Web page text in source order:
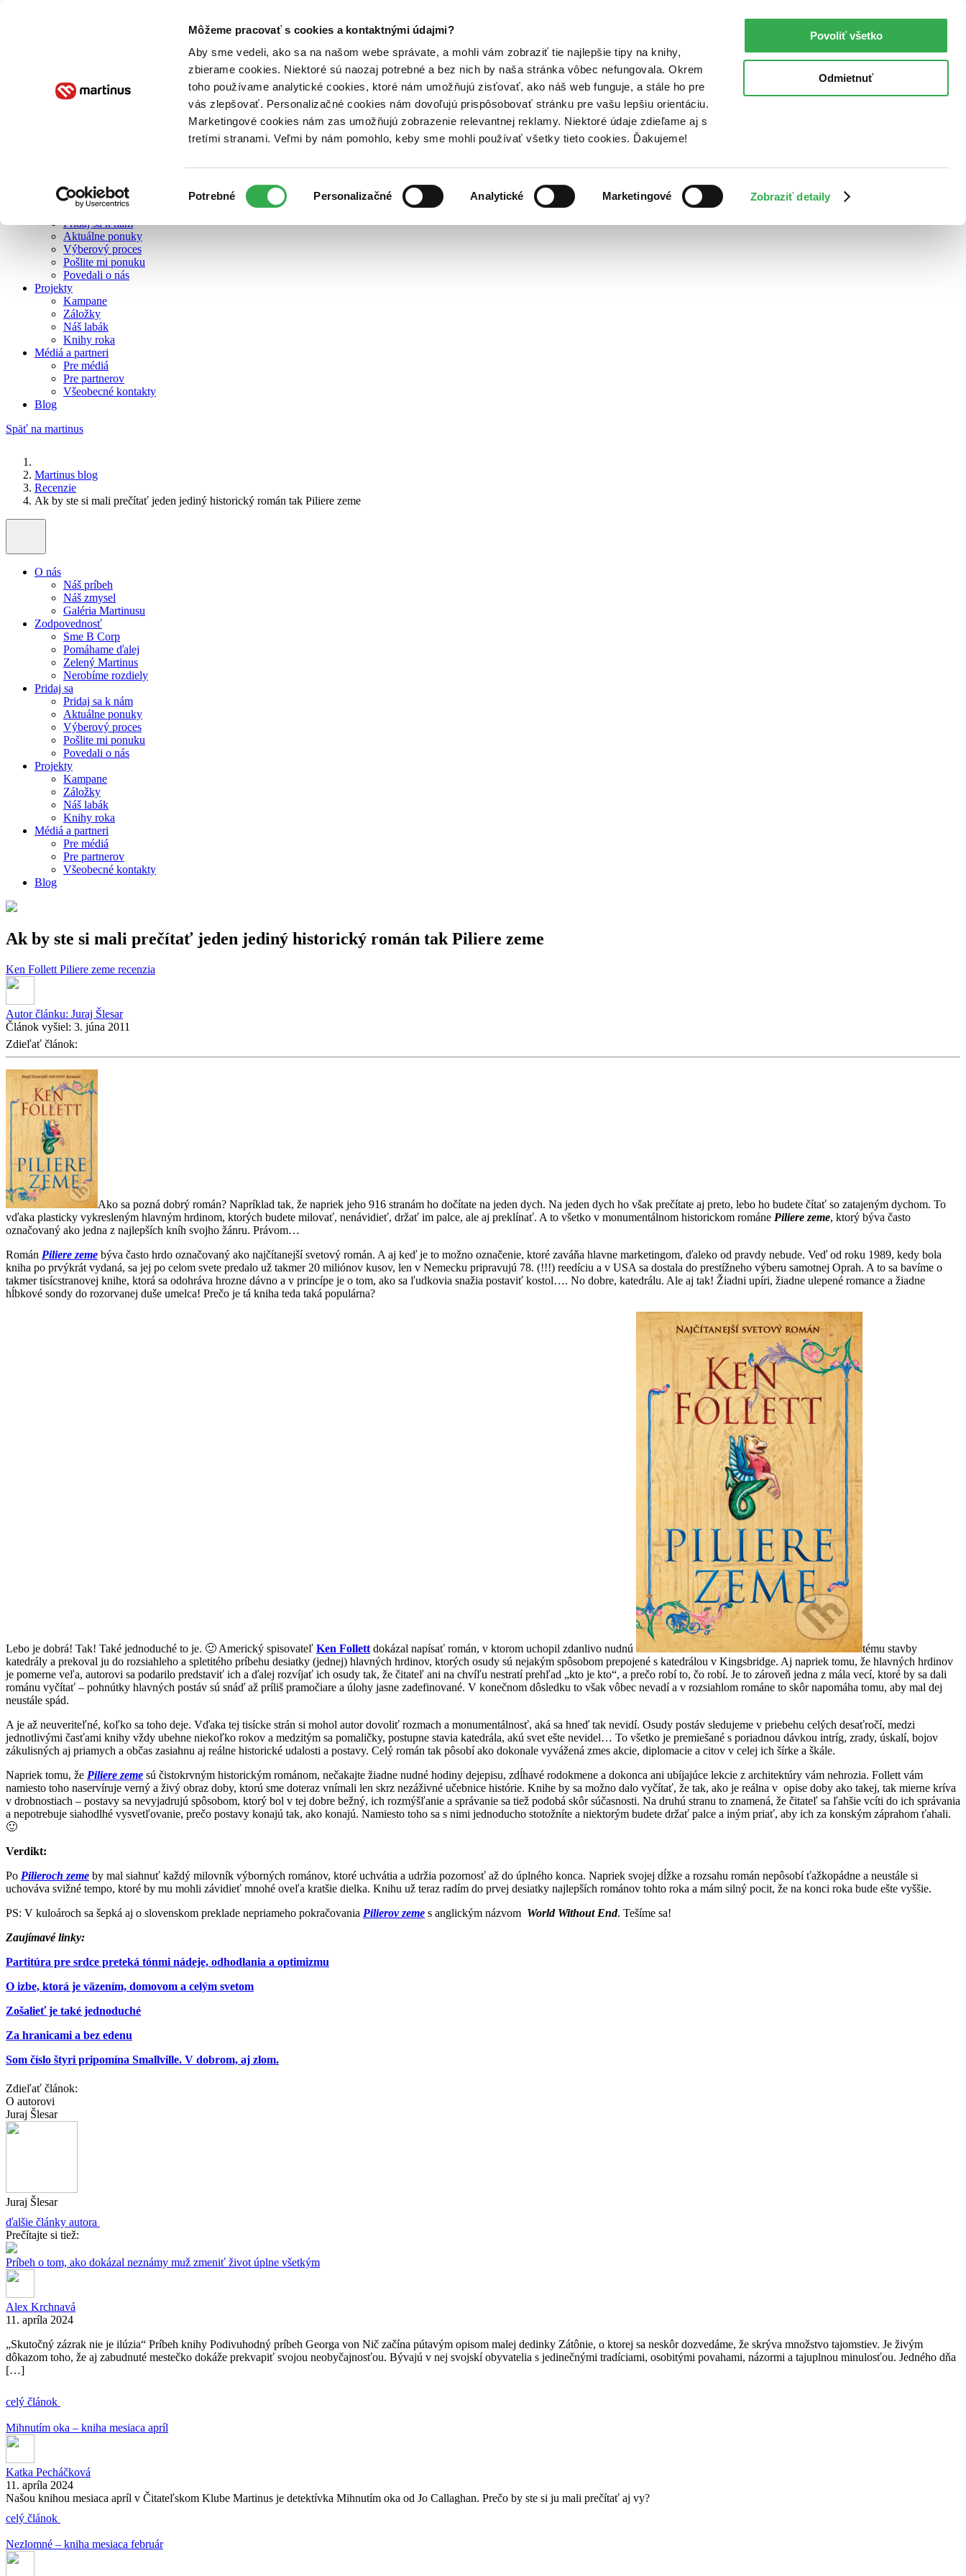
Môžeme pracovať s cookies a kontaktnými údajmi?
Aby sme vedeli, ako sa na našom webe správate, a mohli vám zobraziť tie najlepšie tipy na knihy,
zbierame cookies. Niektoré sú naozaj potrebné a bez nich by naša stránka vôbec nefungovala. Okrem
toho používame analytické cookies, ktoré nám umožňujú zisťovať, ako náš web funguje, a stále ho pre
vás zlepšovať. Personalizačné cookies nám dovoľujú prispôsobovať stránku pre vašu lepšiu orientáciu.
Marketingové cookies nám zas umožňujú zobrazenie relevantnej reklamy. Niektoré údaje zdieľame aj s
tretími stranami. Veľmi by nám pomohlo, keby sme mohli používať všetky tieto cookies. Ďakujeme!
súhlasu
Potrebné Personalizačné Analytické Marketingové Zobraziť detaily
Povoliť všetko
Odmietnuť
O nás
Zelený Martinus
Nerobíme rozdiely
Pridaj sa k nám
Aktuálne ponuky
Výberový proces
Pošlite mi ponuku
Povedali o nás
Projekty
Kampane
Záložky
Náš labák
Knihy roka
Médiá a partneri
Pre médiá
Pre partnerov
Všeobecné kontakty
Blog
Späť na martinus
Martinus blog
Recenzie
Ak by ste si mali prečítať jeden jediný historický román tak Piliere zeme
O nás
Náš príbeh
Náš zmysel
Galéria Martinusu
Zodpovednosť
Sme B Corp
Pomáhame ďalej
Zelený Martinus
Nerobíme rozdiely
Pridaj sa
Pridaj sa k nám
Aktuálne ponuky
Výberový proces
Pošlite mi ponuku
Povedali o nás
Projekty
Kampane
Záložky
Náš labák
Knihy roka
Médiá a partneri
Pre médiá
Pre partnerov
Všeobecné kontakty
Blog
Ak by ste si mali prečítať jeden jediný historický román tak Piliere zeme
Ken Follett Piliere zeme recenzia
Autor článku: Juraj Šlesar
Článok vyšiel: 3. júna 2011
Zdieľať článok:
Ako sa pozná dobrý román? Napríklad tak, že napriek jeho 916 stranám ho dočítate na jeden dych. Na jeden dych ho však prečítate aj preto, lebo ho budete čítať so zatajeným dychom. To
vďaka plasticky vykresleným hlavným hrdinom, ktorých budete milovať, nenávidieť, držať im palce, ale aj preklínať. A to všetko v monumentálnom historickom románe Piliere zeme, ktorý býva často
označovaný ako jedna z najlepších kníh svojho žánru. Právom…
Román Piliere zeme býva často hrdo označovaný ako najčítanejší svetový román. A aj keď je to možno označenie, ktoré zaváňa hlavne marketingom, ďaleko od pravdy nebude. Veď od roku 1989, kedy bola
kniha po prvýkrát vydaná, sa jej po celom svete predalo už takmer 20 miliónov kusov, len v Nemecku pripravujú 78. (!!!) reedíciu a v USA sa dostala do prestížneho výberu samotnej Oprah. A to sa bavíme o
takmer tisícstranovej knihe, ktorá sa odohráva hrozne dávno a v princípe je o tom, ako sa ľudkovia snažia postaviť kostol…. No dobre, katedrálu. Ale aj tak! Žiadni upíri, žiadne ulepené romance a žiadne
hĺbkové sondy do rozorvanej duše umelca! Prečo je tá kniha teda taká populárna?
Lebo je dobrá! Tak! Také jednoduché to je. 🙂 Americký spisovateľ Ken Follett dokázal napísať román, v ktorom uchopil zdanlivo nudnú
tému stavby
katedrály a prekoval ju do rozsiahleho a spletitého príbehu desiatky (jednej) hlavných hrdinov, ktorých osudy sú nejakým spôsobom prepojené s katedrálou v Kingsbridge. Aj napriek tomu, že hlavných hrdinov
je pomerne veľa, autorovi sa podarilo predstaviť ich a ďalej rozvíjať ich osudy tak, že čitateľ ani na chvíľu nestratí prehľad „kto je kto“, a prečo robí to, čo robí. Je to zároveň jedna z mála vecí, ktoré by sa dali
románu vyčítať – pohnútky hlavných postáv sú snáď až príliš pramočiare a úlohy jasne zadefinované. V konečnom dôsledku to však vôbec nevadí a v rozsiahlom románe to skôr napomáha tomu, aby mal dej
neustále spád.
A je až neuveriteľné, koľko sa toho deje. Vďaka tej tisícke strán si mohol autor dovoliť rozmach a monumentálnosť, aká sa hneď tak nevidí. Osudy postáv sledujeme v priebehu celých desaťročí, medzi
jednotlivými časťami knihy vždy ubehne niekoľko rokov a medzitým sa pomaličky, postupne stavia katedrála, akú svet ešte nevidel… To všetko je premiešané s poriadnou dávkou intríg, zrady, úskalí, bojov
zákulisných aj priamych a občas zasiahnu aj reálne historické udalosti a postavy. Celý román tak pôsobí ako dokonale vyvážená zmes akcie, diplomacie a citov v celej ich šírke a škále.
Napriek tomu, že Piliere zeme sú čistokrvným historickým románom, nečakajte žiadne nudné hodiny dejepisu, zdĺhavé rodokmene a dokonca ani ubíjajúce lekcie z architektúry vám nehrozia. Follett vám
namiesto toho naservíruje verný a živý obraz doby, ktorú sme doteraz vnímali len skrz nezáživné učebnice histórie. Knihe by sa možno dalo vyčítať, že tak, ako je reálna v opise doby ako takej, tak mierne kríva
v drobnostiach – postavy sa nevyjadrujú spôsobom, ktorý bol v tej dobre bežný, ich rozmýšľanie a správanie sa tiež podobá skôr súčasnosti. Na druhú stranu to znamená, že čitateľ sa ľahšie vcíti do ich správania
a nepotrebuje siahodlhé vysvetľovanie, prečo postavy konajú tak, ako konajú. Namiesto toho sa s nimi jednoducho stotožníte a niektorým budete držať palce a iným priať, aby ich za konským záprahom ťahali.
🙂
Verdikt:
Po Pilieroch zeme by mal siahnuť každý milovník výborných románov, ktoré uchvátia a udržia pozornosť až do úplného konca. Napriek svojej dĺžke a rozsahu román nepôsobí ťažkopádne a neustále si
uchováva svižné tempo, ktoré by mu mohli závidieť mnohé oveľa kratšie dielka. Knihu už teraz radím do prvej desiatky najlepších románov tohto roka a mám silný pocit, že na konci roka bude ešte vyššie.
PS: V kuloároch sa šepká aj o slovenskom preklade nepriameho pokračovania Pilierov zeme s anglickým názvom World Without End. Tešíme sa!
Zaujímavé linky:
Partitúra pre srdce preteká tónmi nádeje, odhodlania a optimizmu
O izbe, ktorá je väzením, domovom a celým svetom
Zošalieť je také jednoduché
Za hranicami a bez edenu
Som číslo štyri pripomína Smallville. V dobrom, aj zlom.
Zdieľať článok:
O autorovi
Juraj Šlesar
Juraj Šlesar
ďalšie články autora
Prečítajte si tiež:
Príbeh o tom, ako dokázal neznámy muž zmeniť život úplne všetkým
Alex Krchnavá
11. apríla 2024
„Skutočný zázrak nie je ilúzia“ Príbeh knihy Podivuhodný príbeh Georga von Nič začína pútavým opisom malej dedinky Zátônie, o ktorej sa neskôr dozvedáme, že skrýva množstvo tajomstiev. Je živým
dôkazom toho, že aj zabudnuté mestečko dokáže prekvapiť svojou neobyčajnosťou. Bývajú v nej svojskí obyvatelia s jedinečnými tradíciami, osobitými povahami, názormi a tajuplnou minulosťou. Jedného dňa
[…]
celý článok
Mihnutím oka – kniha mesiaca apríl
Katka Pecháčková
11. apríla 2024
Našou knihou mesiaca apríl v Čitateľskom Klube Martinus je detektívka Mihnutím oka od Jo Callaghan. Prečo by ste si ju mali prečítať aj vy?
celý článok
Nezlomné – kniha mesiaca február